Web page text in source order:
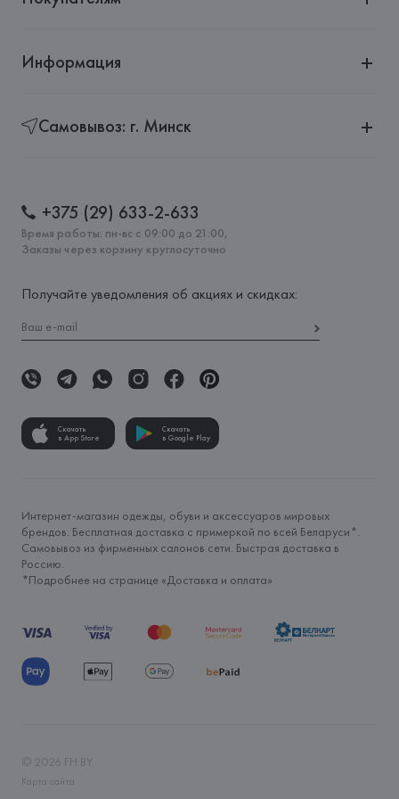
Информация
Самовывоз: г. Минск
+375 (29) 633-2-633
Время работы: пн-вс с 09:00 до 21:00,
Заказы через корзину круглосуточно
Получайте уведомления об акциях и скидках:
Скачать
в App Store
Скачать
в Google Play
Интернет-магазин одежды, обуви и аксессуаров мировых
брендов. Бесплатная доставка с примеркой по всей Беларуси*.
Самовывоз из фирменных салонов сети. Быстрая доставка в
Россию.
*Подробнее на странице «Доставка и оплата»
© 2026 FH.BY
Карта сайта